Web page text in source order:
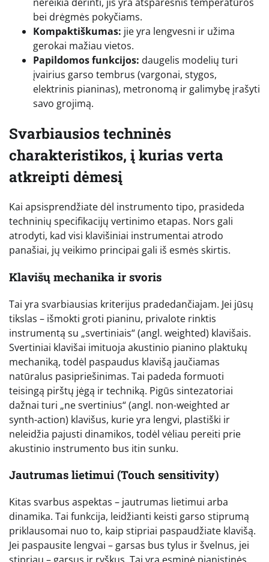
bei drėgmės pokyčiams.
Kompaktiškumas: jie yra lengvesni ir užima
gerokai mažiau vietos.
Papildomos funkcijos: daugelis modelių turi
įvairius garso tembrus (vargonai, stygos,
elektrinis pianinas), metronomą ir galimybę įrašyti
savo grojimą.
Svarbiausios techninės
charakteristikos, į kurias verta
atkreipti dėmesį
Kai apsisprendžiate dėl instrumento tipo, prasideda
techninių specifikacijų vertinimo etapas. Nors gali
atrodyti, kad visi klavišiniai instrumentai atrodo
panašiai, jų veikimo principai gali iš esmės skirtis.
Klavišų mechanika ir svoris
Tai yra svarbiausias kriterijus pradedančiajam. Jei jūsų
tikslas – išmokti groti pianinu, privalote rinktis
instrumentą su „svertiniais“ (angl. weighted) klavišais.
Svertiniai klavišai imituoja akustinio pianino plaktukų
mechaniką, todėl paspaudus klavišą jaučiamas
natūralus pasipriešinimas. Tai padeda formuoti
teisingą pirštų jėgą ir techniką. Pigūs sintezatoriai
dažnai turi „ne svertinius“ (angl. non-weighted ar
synth-action) klavišus, kurie yra lengvi, plastiški ir
neleidžia pajusti dinamikos, todėl vėliau pereiti prie
akustinio instrumento bus itin sunku.
Jautrumas lietimui (Touch sensitivity)
Kitas svarbus aspektas – jautrumas lietimui arba
dinamika. Tai funkcija, leidžianti keisti garso stiprumą
priklausomai nuo to, kaip stipriai paspaudžiate klavišą.
Jei paspausite lengvai – garsas bus tylus ir švelnus, jei